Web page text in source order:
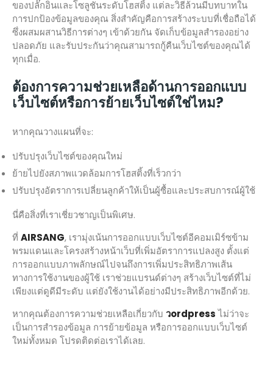
ของปลั๊กอินและโซลูชันระดับโฮสติ้ง แต่ละวิธีล้วนมีบทบาทใน
การปกป้องข้อมูลของคุณ สิ่งสำคัญคือการสร้างระบบที่เชื่อถือได้
ซึ่งผสมผสานวิธีการต่างๆ เข้าด้วยกัน จัดเก็บข้อมูลสำรองอย่าง
ปลอดภัย และรับประกันว่าคุณสามารถกู้คืนเว็บไซต์ของคุณได้
ทุกเมื่อ.
ต้องการความช่วยเหลือด้านการออกแบบ
เว็บไซต์หรือการย้ายเว็บไซต์ใช่ไหม?
หากคุณวางแผนที่จะ:
ปรับปรุงเว็บไซต์ของคุณใหม่
ย้ายไปยังสภาพแวดล้อมการโฮสติ้งที่เร็วกว่า
ปรับปรุงอัตราการเปลี่ยนลูกค้าให้เป็นผู้ซื้อและประสบการณ์ผู้ใช้
นี่คือสิ่งที่เราเชี่ยวชาญเป็นพิเศษ.
ที่ AIRSANG, เรามุ่งเน้นการออกแบบเว็บไซต์อีคอมเมิร์ซข้าม
พรมแดนและโครงสร้างหน้าเว็บที่เพิ่มอัตราการแปลงสูง ตั้งแต่
การออกแบบภาพลักษณ์ไปจนถึงการเพิ่มประสิทธิภาพเส้น
ทางการใช้งานของผู้ใช้ เราช่วยแบรนด์ต่างๆ สร้างเว็บไซต์ที่ไม่
เพียงแต่ดูดีมีระดับ แต่ยังใช้งานได้อย่างมีประสิทธิภาพอีกด้วย.
หากคุณต้องการความช่วยเหลือเกี่ยวกับ วordpressไม่ว่าจะ
เป็นการสำรองข้อมูล การย้ายข้อมูล หรือการออกแบบเว็บไซต์
ใหม่ทั้งหมด โปรดติดต่อเราได้เลย.